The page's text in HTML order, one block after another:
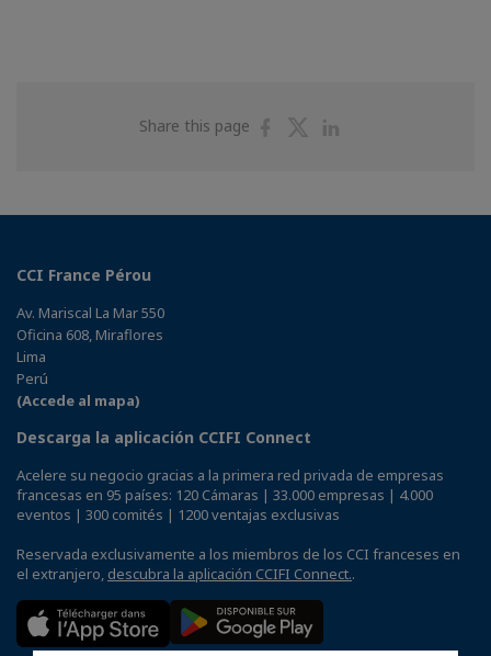
Share this page
ShareShare
CCI France Pérou
Av. Mariscal La Mar 550
Oficina 608, Miraflores
Lima
Perú
(Accede al mapa)
Descarga la aplicación CCIFI Connect
Acelere su negocio gracias a la primera red privada de empresas
francesas en 95 países: 120 Cámaras | 33.000 empresas | 4.000
eventos | 300 comités | 1200 ventajas exclusivas
Reservada exclusivamente a los miembros de los CCI franceses en
el extranjero, descubra la aplicación CCIFI Connect..